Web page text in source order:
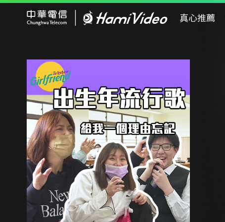
真心推薦